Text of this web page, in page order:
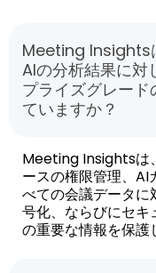
Meeting Insights
AIの分析結果に対
プライズグレード
ていますか？
Meeting Insightsは
ースの権限管理、AI
べての会議データ
号化、ならびにセ
の重要な情報を保護